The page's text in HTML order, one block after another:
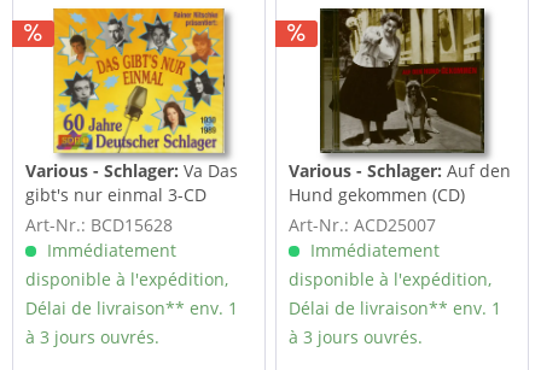
Various - Schlager:Va Das
gibt's nur einmal 3-CD
Art-Nr.: BCD15628
Immédiatement
disponible à l'expédition,
Délai de livraison** env. 1
à 3 jours ouvrés.
Various - Schlager:Auf den
Hund gekommen (CD)
Art-Nr.: ACD25007
Immédiatement
disponible à l'expédition,
Délai de livraison** env. 1
à 3 jours ouvrés.